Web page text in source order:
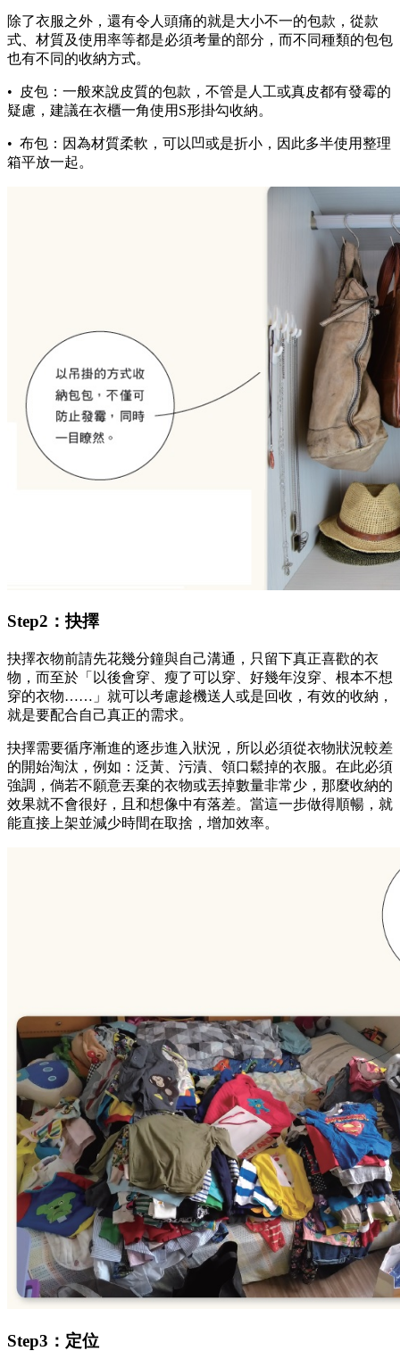
除了衣服之外，還有令人頭痛的就是大小不一的包款，從款
式、材質及使用率等都是必須考量的部分，而不同種類的包包
也有不同的收納方式。
• 皮包：一般來說皮質的包款，不管是人工或真皮都有發霉的
疑慮，建議在衣櫃一角使用S形掛勾收納。
• 布包：因為材質柔軟，可以凹或是折小，因此多半使用整理
箱平放一起。
Step2：抉擇
抉擇衣物前請先花幾分鐘與自己溝通，只留下真正喜歡的衣
物，而至於「以後會穿、瘦了可以穿、好幾年沒穿、根本不想
穿的衣物……」就可以考慮趁機送人或是回收，有效的收納，
就是要配合自己真正的需求。
抉擇需要循序漸進的逐步進入狀況，所以必須從衣物狀況較差
的開始淘汰，例如：泛黃、污漬、領口鬆掉的衣服。在此必須
強調，倘若不願意丟棄的衣物或丟掉數量非常少，那麼收納的
效果就不會很好，且和想像中有落差。當這一步做得順暢，就
能直接上架並減少時間在取捨，增加效率。
Step3：定位